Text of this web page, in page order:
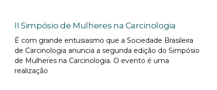
II Simpósio de Mulheres na Carcinologia
É com grande entusiasmo que a Sociedade Brasileira
de Carcinologia anuncia a segunda edição do Simpósio
de Mulheres na Carcinologia. O evento é uma
realização